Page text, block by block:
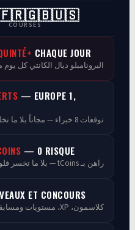
COURSES
CHAQUE JOUR
البرونامبلو ديال الكانتي كل يوم
— EUROPE 1,
توقعات 8 خبراء — مجاناً بلا ما تخلص
— 0 RISQUE
راهن بـ tCoins — بلا ما تخسر فلوسك
ET CONCOURS
كلاسمون، XP، مستويات ومسابقات